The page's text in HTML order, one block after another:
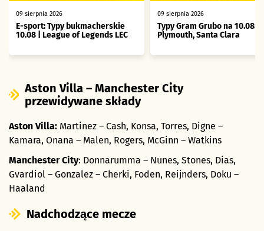
09 sierpnia 2026
E-sport: Typy bukmacherskie
10.08 | League of Legends LEC
09 sierpnia 2026
Typy Gram Grubo na 10.08:
Plymouth, Santa Clara
Aston Villa – Manchester City
przewidywane składy
Aston Villa: Martinez – Cash, Konsa, Torres, Digne –
Kamara, Onana – Malen, Rogers, McGinn – Watkins
Manchester City: Donnarumma – Nunes, Stones, Dias,
Gvardiol – Gonzalez – Cherki, Foden, Reijnders, Doku –
Haaland
Nadchodzące mecze